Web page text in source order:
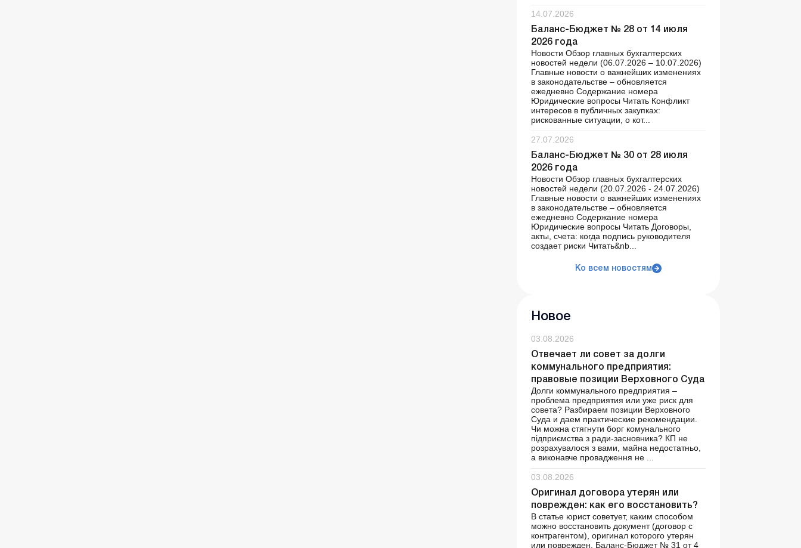
14.07.2026
Баланс-Бюджет № 28 от 14 июля
2026 года
Новости Обзор главных бухгалтерских
новостей недели (06.07.2026 – 10.07.2026)
Главные новости о важнейших изменениях
в законодательстве – обновляется
ежедневно Содержание номера
Юридические вопросы Читать Конфликт
интересов в публичных закупках:
рискованные ситуации, о кот...
27.07.2026
Баланс-Бюджет № 30 от 28 июля
2026 года
Новости Обзор главных бухгалтерских
новостей недели (20.07.2026 - 24.07.2026)
Главные новости о важнейших изменениях
в законодательстве – обновляется
ежедневно Содержание номера
Юридические вопросы Читать Договоры,
акты, счета: когда подпись руководителя
создает риски Читать&nb...
Ко всем новостям
Новое
03.08.2026
Отвечает ли совет за долги
коммунального предприятия:
правовые позиции Верховного Суда
Долги коммунального предприятия –
проблема предприятия или уже риск для
совета? Разбираем позиции Верховного
Суда и даем практические рекомендации.
Чи можна стягнути борг комунального
підприємства з ради-засновника? КП не
розрахувалося з вами, майна недостатньо,
а виконавче провадження не ...
03.08.2026
Оригинал договора утерян или
поврежден: как его восстановить?
В статье юрист советует, каким способом
можно восстановить документ (договор с
контрагентом), оригинал которого утерян
или поврежден. Баланс-Бюджет № 31 от 4